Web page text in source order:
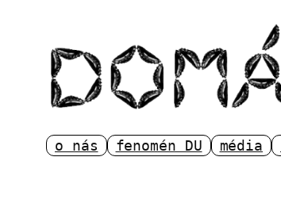
o nás fenomén DU média